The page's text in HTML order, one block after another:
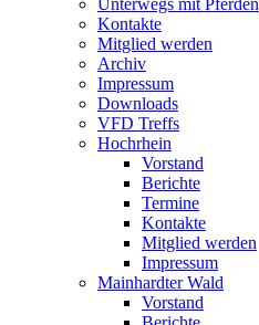
Unterwegs mit Pferden
Kontakte
Mitglied werden
Archiv
Impressum
Downloads
VFD Treffs
Hochrhein
Vorstand
Berichte
Termine
Kontakte
Mitglied werden
Impressum
Mainhardter Wald
Vorstand